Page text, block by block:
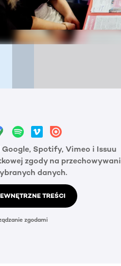
Spotify, Vimeo i Issuu
zgody na
danych.
TREŚCI
zgodami